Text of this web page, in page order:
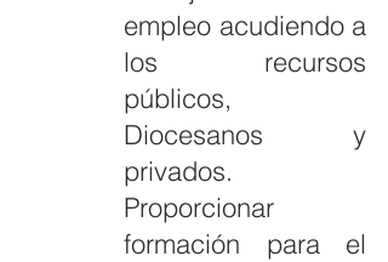
empleo acudiendo a
los recursos
públicos,
Diocesanos y
privados.
Proporcionar
formación para el